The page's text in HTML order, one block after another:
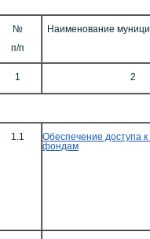
№
п/п
Наименование
1 2
1.1
Обеспечение доступа
фондам